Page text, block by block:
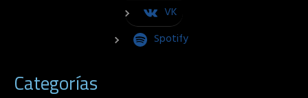
VK
Spotify
Categorías